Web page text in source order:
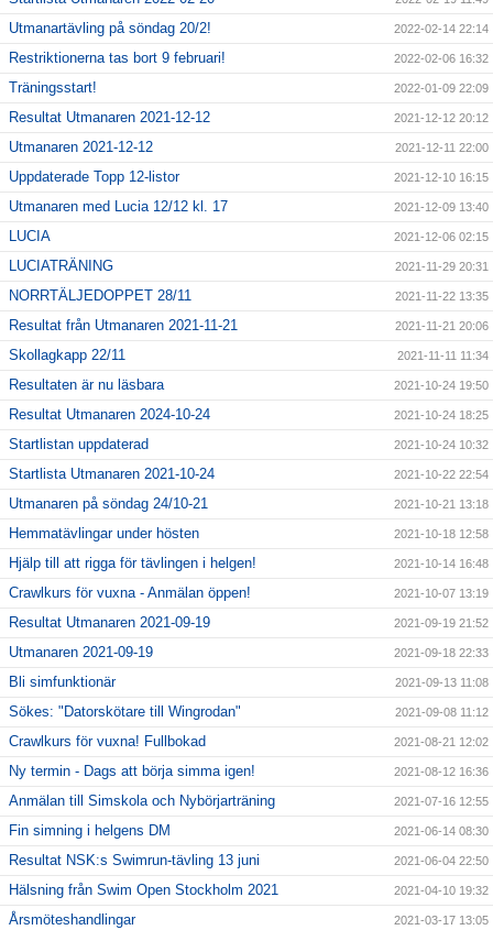
Utmanartävling på söndag 20/2! 2022-02-14 22:14
Restriktionerna tas bort 9 februari! 2022-02-06 16:32
Träningsstart! 2022-01-09 22:09
Resultat Utmanaren 2021-12-12 2021-12-12 20:12
Utmanaren 2021-12-12 2021-12-11 22:00
Uppdaterade Topp 12-listor 2021-12-10 16:15
Utmanaren med Lucia 12/12 kl. 17 2021-12-09 13:40
LUCIA 2021-12-06 02:15
LUCIATRÄNING 2021-11-29 20:31
NORRTÄLJEDOPPET 28/11 2021-11-22 13:35
Resultat från Utmanaren 2021-11-21 2021-11-21 20:06
Skollagkapp 22/11 2021-11-11 11:34
Resultaten är nu läsbara 2021-10-24 19:50
Resultat Utmanaren 2024-10-24 2021-10-24 18:25
Startlistan uppdaterad 2021-10-24 10:32
Startlista Utmanaren 2021-10-24 2021-10-22 22:54
Utmanaren på söndag 24/10-21 2021-10-21 13:18
Hemmatävlingar under hösten 2021-10-18 12:58
Hjälp till att rigga för tävlingen i helgen! 2021-10-14 16:48
Crawlkurs för vuxna - Anmälan öppen! 2021-10-07 13:19
Resultat Utmanaren 2021-09-19 2021-09-19 21:52
Utmanaren 2021-09-19 2021-09-18 22:33
Bli simfunktionär 2021-09-13 11:08
Sökes: "Datorskötare till Wingrodan" 2021-09-08 11:12
Crawlkurs för vuxna! Fullbokad 2021-08-21 12:02
Ny termin - Dags att börja simma igen! 2021-08-12 16:36
Anmälan till Simskola och Nybörjarträning 2021-07-16 12:55
Fin simning i helgens DM 2021-06-14 08:30
Resultat NSK:s Swimrun-tävling 13 juni 2021-06-04 22:50
Hälsning från Swim Open Stockholm 2021 2021-04-10 19:32
Årsmöteshandlingar 2021-03-17 13:05